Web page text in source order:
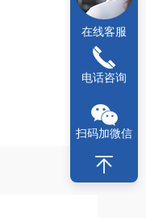
在线客服
电话咨询
扫码加微信